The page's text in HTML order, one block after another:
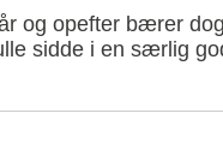
og opefter bærer
sidde i en særlig